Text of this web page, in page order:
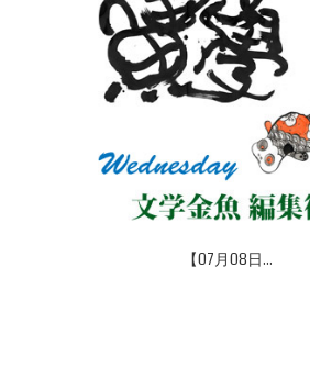
【07月08日...